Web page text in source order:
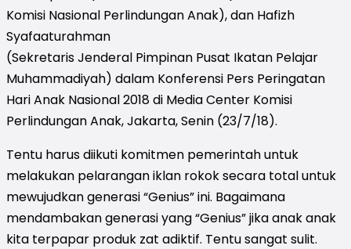
Komisi Nasional Perlindungan Anak), dan Hafizh
Syafaaturahman
(Sekretaris Jenderal Pimpinan Pusat Ikatan Pelajar
Muhammadiyah) dalam Konferensi Pers Peringatan
Hari Anak Nasional 2018 di Media Center Komisi
Perlindungan Anak, Jakarta, Senin (23/7/18).
Tentu harus diikuti komitmen pemerintah untuk
melakukan pelarangan iklan rokok secara total untuk
mewujudkan generasi “Genius” ini. Bagaimana
mendambakan generasi yang “Genius” jika anak anak
kita terpapar produk zat adiktif. Tentu sangat sulit.